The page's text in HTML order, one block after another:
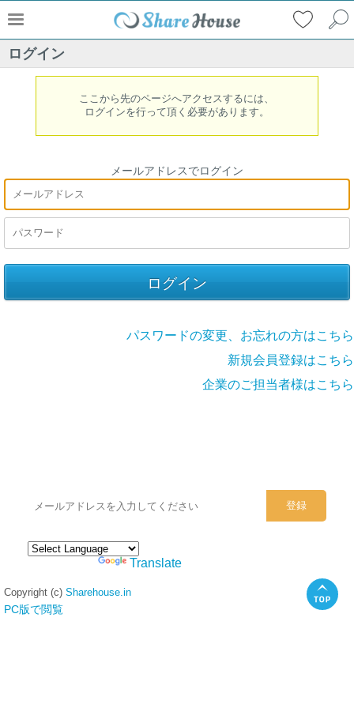
ログイン
ここから先のページへアクセスするには、
ログインを行って頂く必要があります。
メールアドレスでログイン
パスワードの変更、お忘れの方はこちら
新規会員登録はこちら
企業のご担当者様はこちら
Translate
Copyright (c) Sharehouse.in
PC版で閲覧